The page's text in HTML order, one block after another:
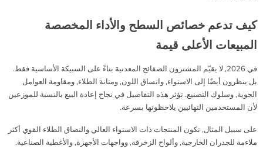
كيف تدعم خصائص السطح والأداء المخصصة
المبيعات الأعلى قيمة
في 2026, لا يقيّم المشترون الصفائح المعدنية بناءً على السبيكة الأساسية فقط.
بل ينظرون أيضًا إلى الاستواء, واتساق اللون, ومتانة الطلاء, ومقاومة العوامل
الجوية, وسلوك التصنيع. تؤثر هذه التفاصيل في نجاح إعادة البيع بالنسبة للموزعين
لأن المستخدمين النهائيين يلاحظونها بسرعة.
على سبيل المثال, تكون المنتجات ذات الاستواء العالي والتصاق الطلاء القوي أكثر
ملاءمة للجدران الخارجية, وألواح الزخرفة, وواجهات الأجهزة, والأغطية الصناعية.